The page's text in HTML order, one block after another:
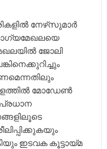
നേഴ്‌സുമാർ
ജോലി
മോഡേൺ
പ്രധാന
ഇടവക കൂട്ടായ്മ